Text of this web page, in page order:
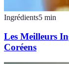
Ingrédients5 min
Les Meilleurs
Coréens